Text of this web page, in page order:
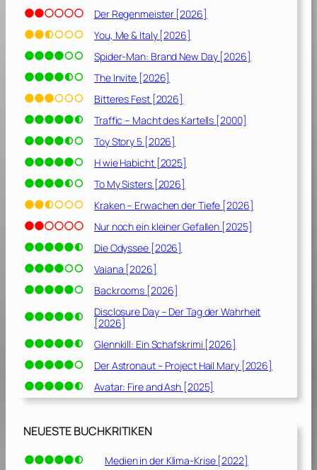
Der Regenmeister [2026]
You, Me & Italy [2026]
Spider-Man: Brand New Day [2026]
The Invite [2026]
Bitteres Fest [2026]
Traffic – Macht des Kartells [2000]
Toy Story 5 [2026]
H wie Habicht [2025]
To My Sisters [2026]
Kraken – Erwachen der Tiefe [2026]
Nur noch ein kleiner Gefallen [2025]
Die Odyssee [2026]
Vaiana [2026]
Backrooms [2026]
Disclosure Day – Der Tag der Wahrheit
[2026]
Glennkill: Ein Schafskrimi [2026]
Der Astronaut – Project Hail Mary [2026]
Avatar: Fire and Ash [2025]
NEUESTE BUCHKRITIKEN
Medien in der Klima-Krise [2022]